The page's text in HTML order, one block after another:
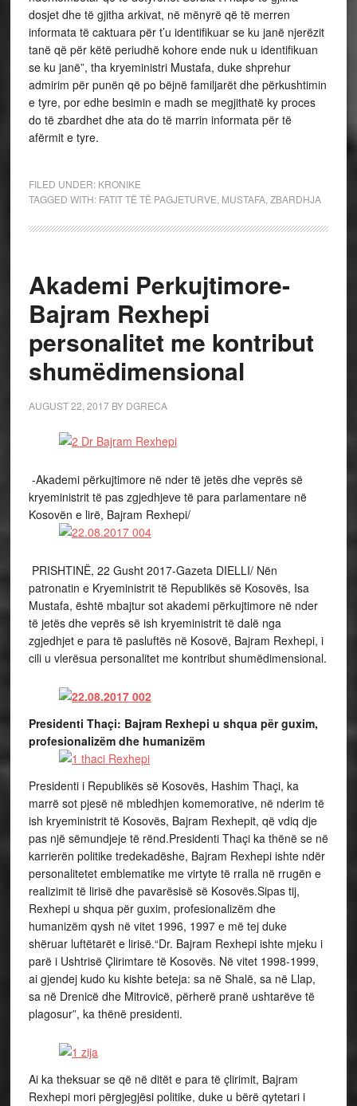
dosjet dhe të gjitha arkivat, në mënyrë që të merren
informata të caktuara për t’u identifikuar se ku janë njerëzit
tanë që për këtë periudhë kohore ende nuk u identifikuan
se ku janë”, tha kryeministri Mustafa, duke shprehur
admirim për punën që po bëjnë familjarët dhe përkushtimin
e tyre, por edhe besimin e madh se megjithatë ky proces
do të zbardhet dhe ata do të marrin informata për të
afërmit e tyre.
FILED UNDER: KRONIKE
TAGGED WITH: FATIT TË TË PAGJETURVE MUSTAFA, ZBARDHJA
Akademi Perkujtimore-
Bajram Rexhepi
personalitet me kontribut
shumëdimensional
AUGUST 22, 2017BY DGRECA
-Akademi përkujtimore në nder të jetës dhe veprës së
kryeministrit të pas zgjedhjeve të para parlamentare në
Kosovën e lirë, Bajram Rexhepi/
PRISHTINË, 22 Gusht 2017-Gazeta DIELLI/ Nën
patronatin e Kryeministrit të Republikës së Kosovës, Isa
Mustafa, është mbajtur sot akademi përkujtimore në nder
të jetës dhe veprës së ish kryeministrit të dalë nga
zgjedhjet e para të pasluftës në Kosovë, Bajram Rexhepi, i
cili u vlerësua personalitet me kontribut shumëdimensional.
Presidenti Thaçi: Bajram Rexhepi u shqua për guxim,
profesionalizëm dhe humanizëm
Presidenti i Republikës së Kosovës, Hashim Thaçi, ka
marrë sot pjesë në mbledhjen komemorative, në nderim të
ish kryeministrit të Kosovës, Bajram Rexhepit, që vdiq dje
pas një sëmundjeje të rënd.Presidenti Thaçi ka thënë se në
karrierën politike tredekadëshe, Bajram Rexhepi ishte ndër
personalitetet emblematike me virtyte të rralla në rrugën e
realizimit të lirisë dhe pavarësisë së Kosovës.Sipas tij,
Rexhepi u shqua për guxim, profesionalizëm dhe
humanizëm qysh në vitet 1996, 1997 e më tej duke
shëruar luftëtarët e lirisë.“Dr. Bajram Rexhepi ishte mjeku i
parë i Ushtrisë Çlirimtare të Kosovës. Në vitet 1998-1999,
ai gjendej kudo ku kishte beteja: sa në Shalë, sa në Llap,
sa në Drenicë dhe Mitrovicë, përherë pranë ushtarëve të
plagosur”, ka thënë presidenti.
Ai ka theksuar se që në ditët e para të çlirimit, Bajram
Rexhepi mori përgjegjësi politike, duke u bërë qytetari i